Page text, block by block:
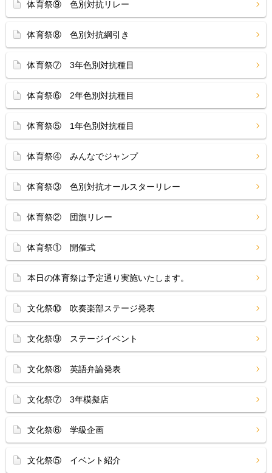
体育祭⑨ 色別対抗リレー
体育祭⑧ 色別対抗綱引き
体育祭⑦ 3年色別対抗種目
体育祭⑥ 2年色別対抗種目
体育祭⑤ 1年色別対抗種目
体育祭④ みんなでジャンプ
体育祭③ 色別対抗オールスターリレー
体育祭② 団旗リレー
体育祭① 開催式
本日の体育祭は予定通り実施いたします。
文化祭⑩ 吹奏楽部ステージ発表
文化祭⑨ ステージイベント
文化祭⑧ 英語弁論発表
文化祭⑦ 3年模擬店
文化祭⑥ 学級企画
文化祭⑤ イベント紹介